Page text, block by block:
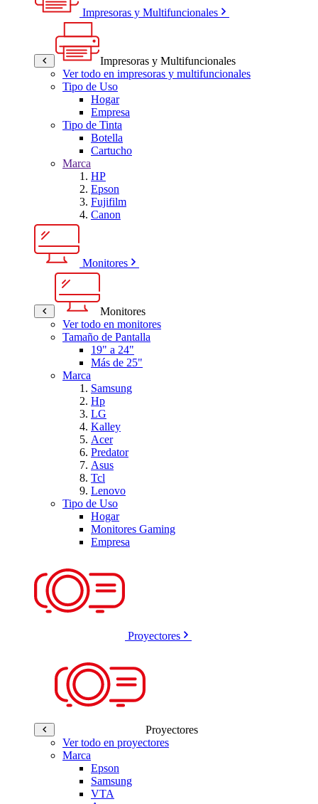
Impresoras y Multifuncionales
Impresoras y Multifuncionales
Ver todo en impresoras y multifuncionales
Tipo de Uso
Hogar
Empresa
Tipo de Tinta
Botella
Cartucho
Marca
HP
Epson
Fujifilm
Canon
Monitores
Monitores
Ver todo en monitores
Tamaño de Pantalla
19" a 24"
Más de 25"
Marca
Samsung
Hp
LG
Kalley
Acer
Predator
Asus
Tcl
Lenovo
Tipo de Uso
Hogar
Monitores Gaming
Empresa
Proyectores
Proyectores
Ver todo en proyectores
Marca
Epson
Samsung
VTA